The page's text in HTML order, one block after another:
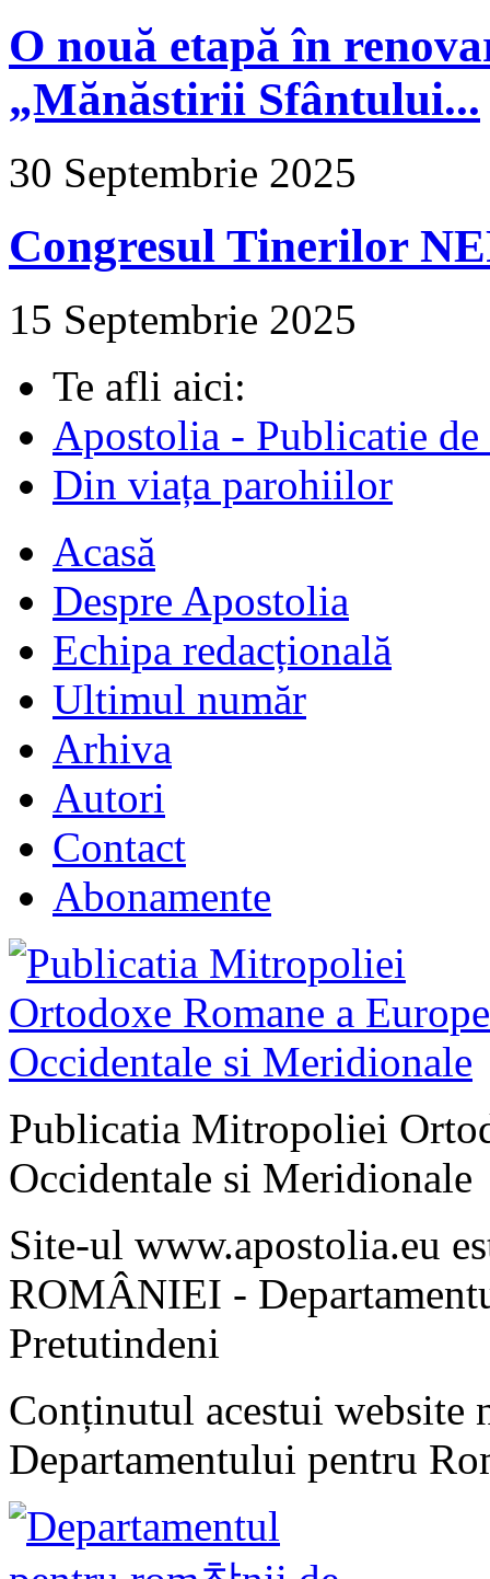
O nouă etapă în
„Mănăstirii Sfântului...
30 Septembrie 2025
Congresul Tinerilor
15 Septembrie 2025
Te afli aici:
Apostolia - Publicatie
Din viața parohiilor
Acasă
Despre Apostolia
Echipa redacțională
Ultimul număr
Arhiva
Autori
Contact
Abonamente
Publicatia Mitropoliei
Occidentale si Meridionale
Site-ul www.apostolia.eu
ROMÂNIEI -
Pretutindeni
Conținutul acestui website
Departamentului pentru